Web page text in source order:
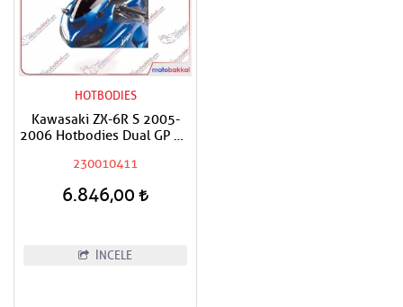
HOTBODIES
Kawasaki ZX-6R S 2005-
2006 Hotbodies Dual GP Ön
230010411
6.846,00
İNCELE